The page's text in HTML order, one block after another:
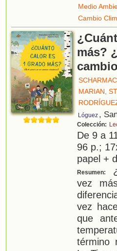
Medio
Cambio
más?
MARIAN,
Lóguez ,
Colección:
De 9 a
96 p.;
papel +
Resumen:
vez
vez
que
término